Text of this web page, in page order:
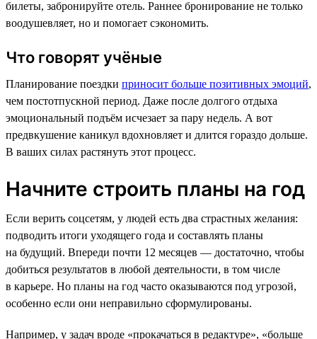
билеты, забронируйте отель. Раннее бронирование не только
воодушевляет, но и помогает сэкономить.
Что говорят учёные
Планирование поездки приносит больше позитивных эмоций,
чем постотпускной период. Даже после долгого отдыха
эмоциональный подъём исчезает за пару недель. А вот
предвкушение каникул вдохновляет и длится гораздо дольше.
В ваших силах растянуть этот процесс.
Начните строить планы на год
Если верить соцсетям, у людей есть два страстных желания:
подводить итоги уходящего года и составлять планы
на будущий. Впереди почти 12 месяцев — достаточно, чтобы
добиться результатов в любой деятельности, в том числе
в карьере. Но планы на год часто оказываются под угрозой,
особенно если они неправильно сформулированы.
Например, у задач вроде «прокачаться в редактуре», «больше